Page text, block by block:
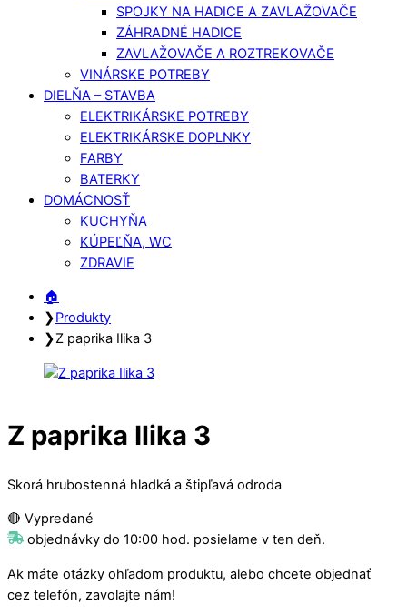
SPOJKY NA HADICE A ZAVLAŽOVAČE
ZÁHRADNÉ HADICE
ZAVLAŽOVAČE A ROZTREKOVAČE
VINÁRSKE POTREBY
DIELŇA – STAVBA
ELEKTRIKÁRSKE POTREBY
ELEKTRIKÁRSKE DOPLNKY
FARBY
BATERKY
DOMÁCNOSŤ
KUCHYŇA
KÚPEĽŇA, WC
ZDRAVIE
Close
Menu
Close
Cart
🏠︎
❯Produkty
❯Z paprika Ilika 3
Z paprika Ilika 3
Skorá hrubostenná hladká a štipľavá odroda
🔴 Vypredané
objednávky do 10:00 hod. posielame v ten deň.
Ak máte otázky ohľadom produktu, alebo chcete objednať
cez telefón, zavolajte nám!